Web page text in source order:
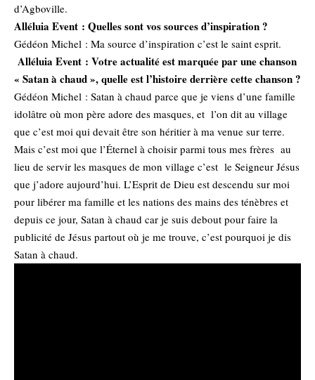
d’Agboville.
Alléluia Event : Quelles sont vos sources d’inspiration ?
Gédéon Michel : Ma source d’inspiration c’est le saint esprit.
Alléluia Event : Votre actualité est marquée par une chanson
« Satan à chaud », quelle est l’histoire derrière cette chanson ?
Gédéon Michel : Satan à chaud parce que je viens d’une famille
idolâtre où mon père adore des masques, et l’on dit au village
que c’est moi qui devait être son héritier à ma venue sur terre.
Mais c’est moi que l’Éternel à choisir parmi tous mes frères au
lieu de servir les masques de mon village c’est le Seigneur Jésus
que j’adore aujourd’hui. L’Esprit de Dieu est descendu sur moi
pour libérer ma famille et les nations des mains des ténèbres et
depuis ce jour, Satan à chaud car je suis debout pour faire la
publicité de Jésus partout où je me trouve, c’est pourquoi je dis
Satan à chaud.